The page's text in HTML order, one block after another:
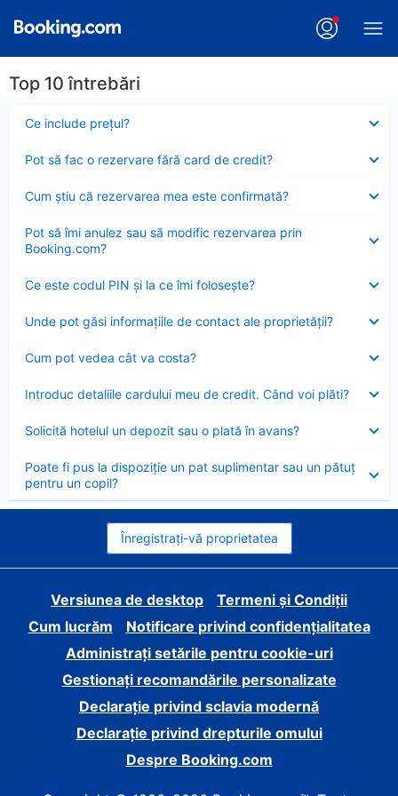
Top 10 întrebări
Ce include preţul?
închis
Pot să fac o rezervare fără card de credit?
închis
Cum ştiu că rezervarea mea este confirmată?
închis
Pot să îmi anulez sau să modific rezervarea prin
Booking.com?
închis
Ce este codul PIN şi la ce îmi foloseşte?
închis
Unde pot găsi informațiile de contact ale proprietății?
închis
Cum pot vedea cât va costa?
închis
Introduc detaliile cardului meu de credit. Când voi plăti?
închis
Solicită hotelul un depozit sau o plată în avans?
închis
Poate fi pus la dispoziție un pat suplimentar sau un pătuț
pentru un copil?
închis
Înregistrați-vă proprietatea
Versiunea de desktop
Termeni și Condiții
Cum lucrăm
Notificare privind confidențialitatea
Administrați setările pentru cookie-uri
Gestionați recomandările personalizate
Declarație privind sclavia modernă
Declarație privind drepturile omului
Despre Booking.com